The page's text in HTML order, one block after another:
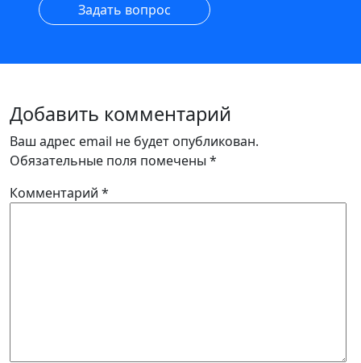
Задать вопрос
Добавить комментарий
Ваш адрес email не будет опубликован.
Обязательные поля помечены *
Комментарий *